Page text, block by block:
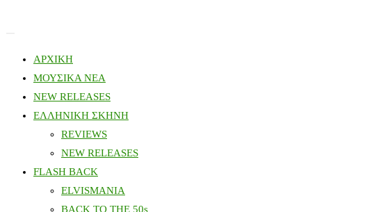
ΑΡΧΙΚΗ
ΜΟΥΣΙΚΑ ΝΕΑ
NEW RELEASES
ΕΛΛΗΝΙΚΗ ΣΚΗΝΗ
REVIEWS
NEW RELEASES
FLASH BACK
ELVISMANIA
BACK TO THE 50s